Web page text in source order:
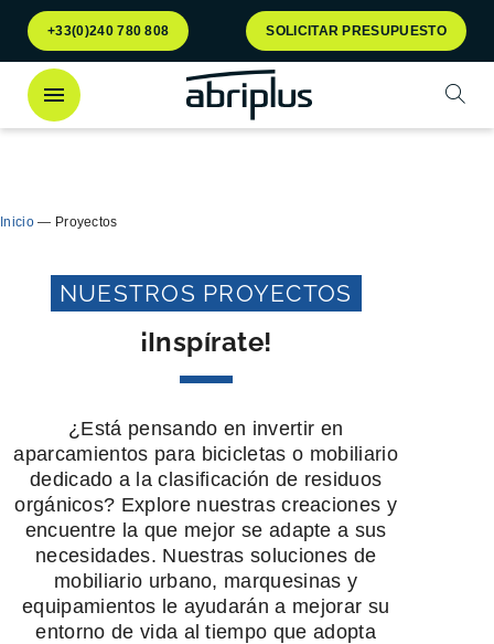
Ir al
menú
Ir al
contenido
+33(0)240 780 808 SOLICITAR PRESUPUESTO
Abrir
Inicio— Proyectos
NUESTROS PROYECTOS
¡Inspírate!
¿Está pensando en invertir en
aparcamientos para bicicletas o mobiliario
dedicado a la clasificación de residuos
orgánicos? Explore nuestras creaciones y
encuentre la que mejor se adapte a sus
necesidades. Nuestras soluciones de
mobiliario urbano, marquesinas y
equipamientos le ayudarán a mejorar su
entorno de vida al tiempo que adopta